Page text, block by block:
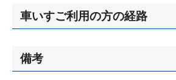
車いすご利用の方の経路
備考